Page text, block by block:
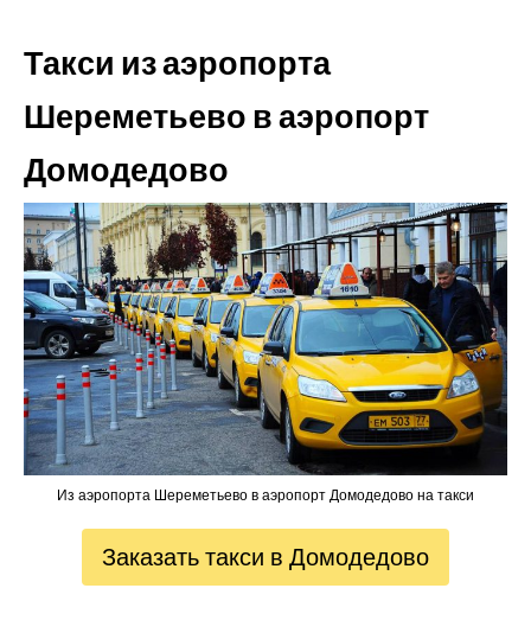
Такси из аэропорта
Шереметьево в аэропорт
Домодедово
Из аэропорта Шереметьево в аэропорт Домодедово на такси
Заказать такси в Домодедово